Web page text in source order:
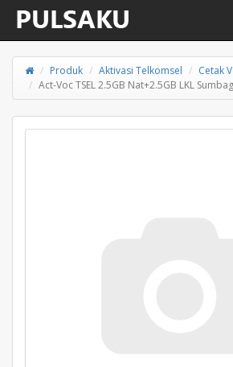
Produk Aktivasi Telkomsel
Cetak
Act-Voc TSEL 2.5GB Nat+2.5GB LKL